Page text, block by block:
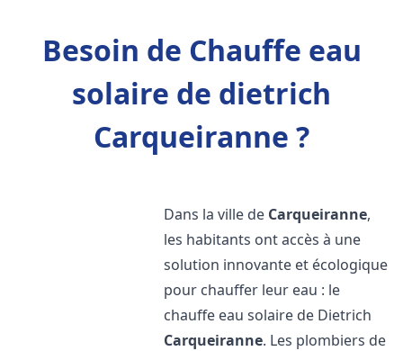
Besoin de Chauffe eau
solaire de dietrich
Carqueiranne ?
Dans la ville de Carqueiranne,
les habitants ont accès à une
solution innovante et écologique
pour chauffer leur eau : le
chauffe eau solaire de Dietrich
Carqueiranne. Les plombiers de